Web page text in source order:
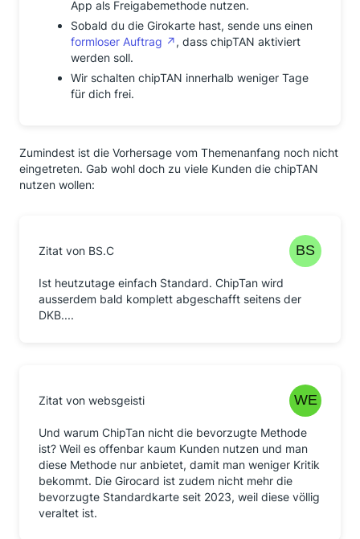
App als Freigabemethode nutzen.
Sobald du die Girokarte hast, sende uns einen
formloser Auftrag
, dass chipTAN aktiviert
werden soll.
Wir schalten chipTAN innerhalb weniger Tage
für dich frei.
Zumindest ist die Vorhersage vom Themenanfang noch nicht
eingetreten. Gab wohl doch zu viele Kunden die chipTAN
nutzen wollen:
Zitat von BS.C
Ist heutzutage einfach Standard. ChipTan wird
ausserdem bald komplett abgeschafft seitens der
DKB....
Zitat von websgeisti
Und warum ChipTan nicht die bevorzugte Methode
ist? Weil es offenbar kaum Kunden nutzen und man
diese Methode nur anbietet, damit man weniger Kritik
bekommt. Die Girocard ist zudem nicht mehr die
bevorzugte Standardkarte seit 2023, weil diese völlig
veraltet ist.